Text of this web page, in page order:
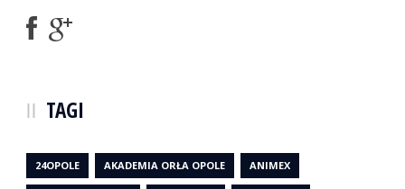
TAGI
24OPOLE AKADEMIA ORŁA OPOLE ANIMEX